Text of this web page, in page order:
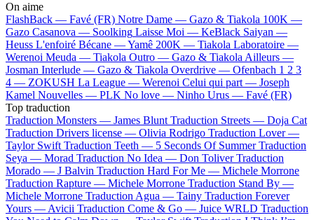
On aime
FlashBack — Favé (FR) Notre Dame — Gazo & Tiakola 100K —
Gazo Casanova — Soolking Laisse Moi — KeBlack Saiyan —
Heuss L'enfoiré Bécane —Yamê 200K — Tiakola Laboratoire —
Werenoi Meuda — Tiakola Outro — Gazo & TiakolaAilleurs —
Josman Interlude — Gazo & Tiakola Overdrive — Ofenbach 1 2 3
4 — ZOKUSH La League — Werenoi Celui qui part — Joseph
Kamel Nouvelles — PLK No love — Ninho Urus — Favé (FR)
Top traduction
Traduction Monsters — James Blunt Traduction Streets — Doja Cat
Traduction Drivers license — Olivia Rodrigo Traduction Lover —
Taylor Swift Traduction Teeth — 5 Seconds Of Summer Traduction
Seya — Morad Traduction No Idea — Don Toliver Traduction
Morado — J Balvin Traduction Hard For Me — Michele Morrone
Traduction Rapture — Michele Morrone Traduction Stand By —
Michele Morrone Traduction Agua — Tainy Traduction Forever
Yours —Avicii Traduction Come & Go — Juice WRLD Traduction